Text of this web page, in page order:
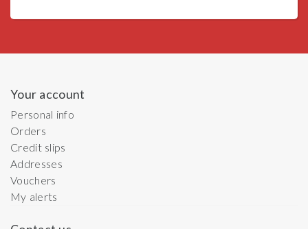
Your account
Personal info
Orders
Credit slips
Addresses
Vouchers
My alerts